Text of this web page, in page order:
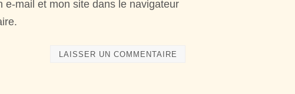
e-mail et mon site dans le navigateur